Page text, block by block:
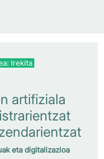
Irekita
artifiziala
eta digitalizazioa